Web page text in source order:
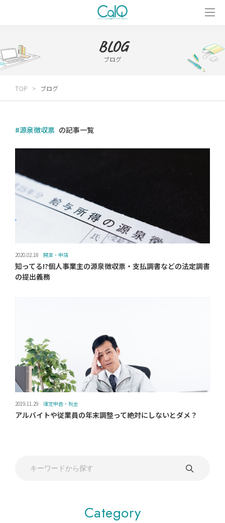
BLOG
ブログ
TOP ブログ
#源泉徴収票 の記事一覧
2020.02.18 開業・申請
知ってる!?個人事業主の源泉徴収票・支払調書などの法定調書
の提出義務
2019.11.29 確定申告・税金
アルバイトや従業員の年末調整って絶対にしないとダメ？
Category